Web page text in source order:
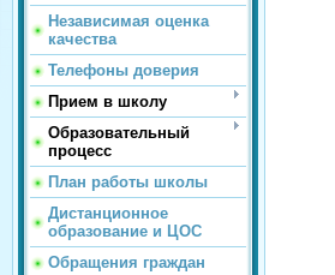
Независимая оценка
качества
Телефоны доверия
Прием в школу
Образовательный
процесс
План работы школы
Дистанционное
образование и ЦОС
Обращения граждан